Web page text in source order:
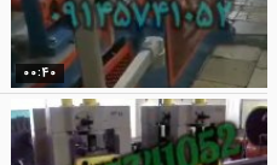
00:40